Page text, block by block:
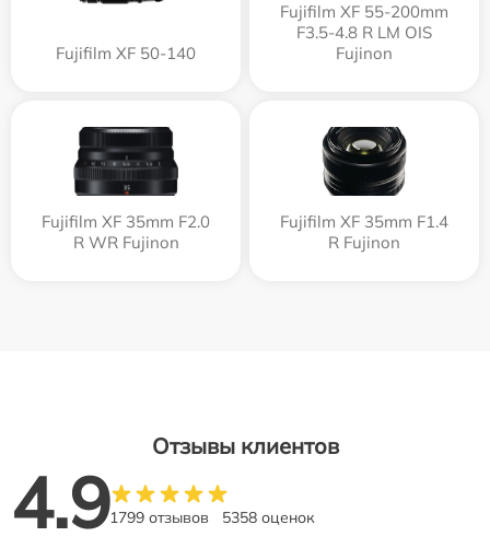
Fujifilm XF 50-140
Fujifilm XF 55-200mm
F3.5-4.8 R LM OIS
Fujinon
Fujifilm XF 35mm F2.0
R WR Fujinon
Fujifilm XF 35mm F1.4
R Fujinon
Отзывы клиентов
4.91799 отзывов 5358 оценок